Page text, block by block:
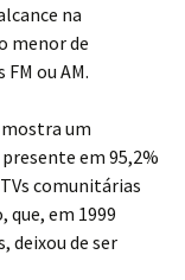
na
menor de
ou AM.
um
em 95,2%
comunitárias
que, em 1999
deixou de ser